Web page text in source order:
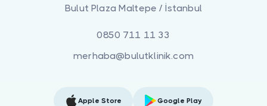
Bulut Plaza Maltepe / İstanbul
0850 711 11 33
merhaba@bulutklinik.com
Apple Store Google Play